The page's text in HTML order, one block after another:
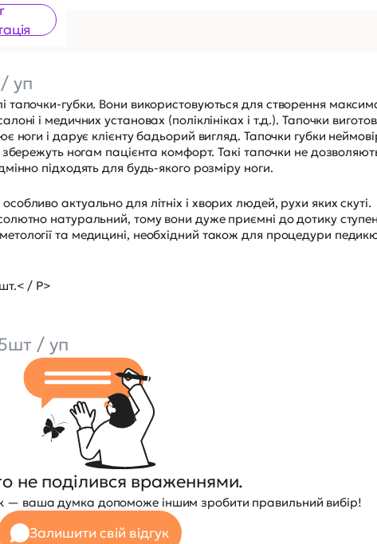
уп
тапочки-губки. Вони використовуються для створення
і медичних установах (поліклініках і т.д.). Тапочки
ноги і дарує клієнту бадьорий вигляд. Тапочки губки
збережуть ногам пацієнта комфорт. Такі тапочки не
підходять для будь-якого розміру ноги.
актуально для літніх і хворих людей, рухи яких скуті.
натуральний, тому вони дуже приємні до дотику
та медицині, необхідний також для процедури
/ P>
/ уп
не поділився враженнями.
— ваша думка допоможе іншим зробити правильний вибір!
Залишити свій відгук